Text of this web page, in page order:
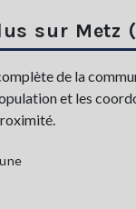
sur Metz
de la
et les